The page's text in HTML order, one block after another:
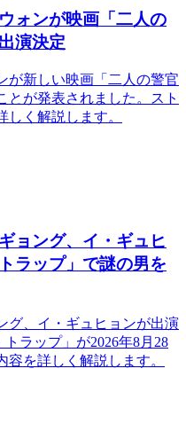
ォンが映画「二人の
演決定
が新しい映画「二人の警官
とが発表されました。スト
く解説します。
ョング、イ・ギュヒ
ラップ」で謎の男を
グ、イ・ギュヒョンが出演
ラップ」が2026年8月28
を詳しく解説します。